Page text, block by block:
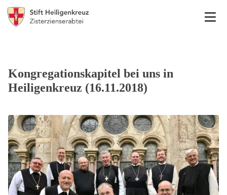
Kongregationskapitel bei uns in
Heiligenkreuz (16.11.2018)